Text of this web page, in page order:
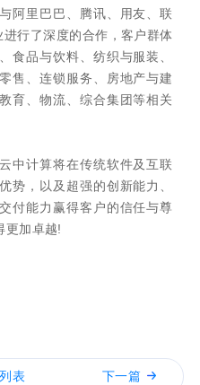
阿里巴巴、腾讯、用友、联
行了深度的合作，客户群体
食品与饮料、纺织与服装、
售、连锁服务、房地产与建
育、物流、综合集团等相关
中计算将在传统软件及互联
势，以及超强的创新能力、
付能力赢得客户的信任与尊
更加卓越!
表 下一篇